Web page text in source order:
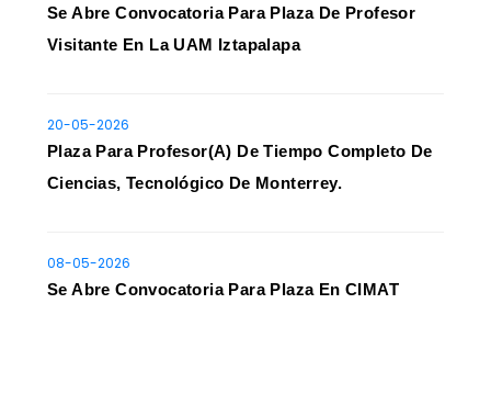
Se Abre Convocatoria Para Plaza De Profesor
Visitante En La UAM Iztapalapa
20-05-2026
Plaza Para Profesor(a) De Tiempo Completo De
Ciencias, Tecnológico De Monterrey.
08-05-2026
Se Abre Convocatoria Para Plaza En CIMAT